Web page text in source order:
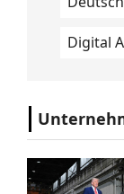
Digital